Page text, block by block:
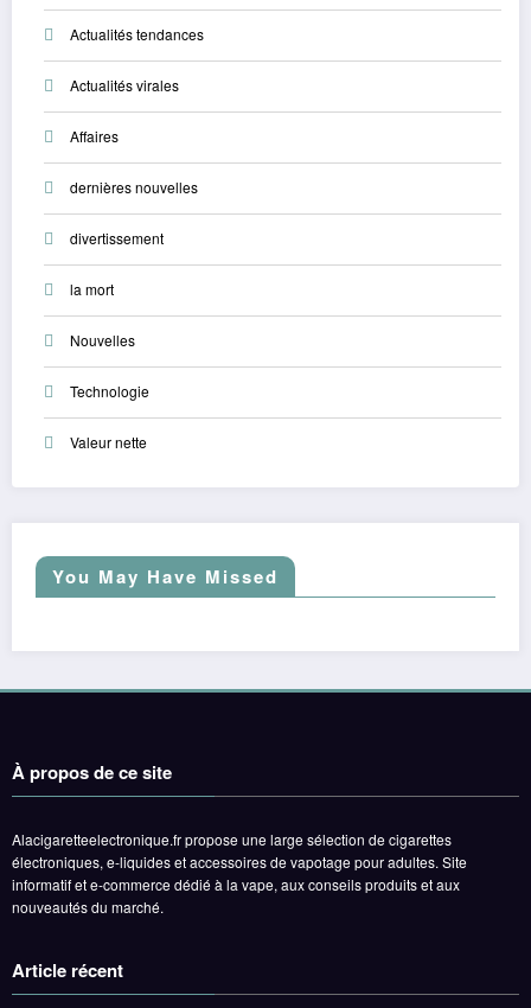
Actualités tendances
Actualités virales
Affaires
dernières nouvelles
divertissement
la mort
Nouvelles
Technologie
Valeur nette
You May Have Missed
À propos de ce site
Alacigaretteelectronique.fr propose une large sélection de cigarettes
électroniques, e-liquides et accessoires de vapotage pour adultes. Site
informatif et e-commerce dédié à la vape, aux conseils produits et aux
nouveautés du marché.
Article récent